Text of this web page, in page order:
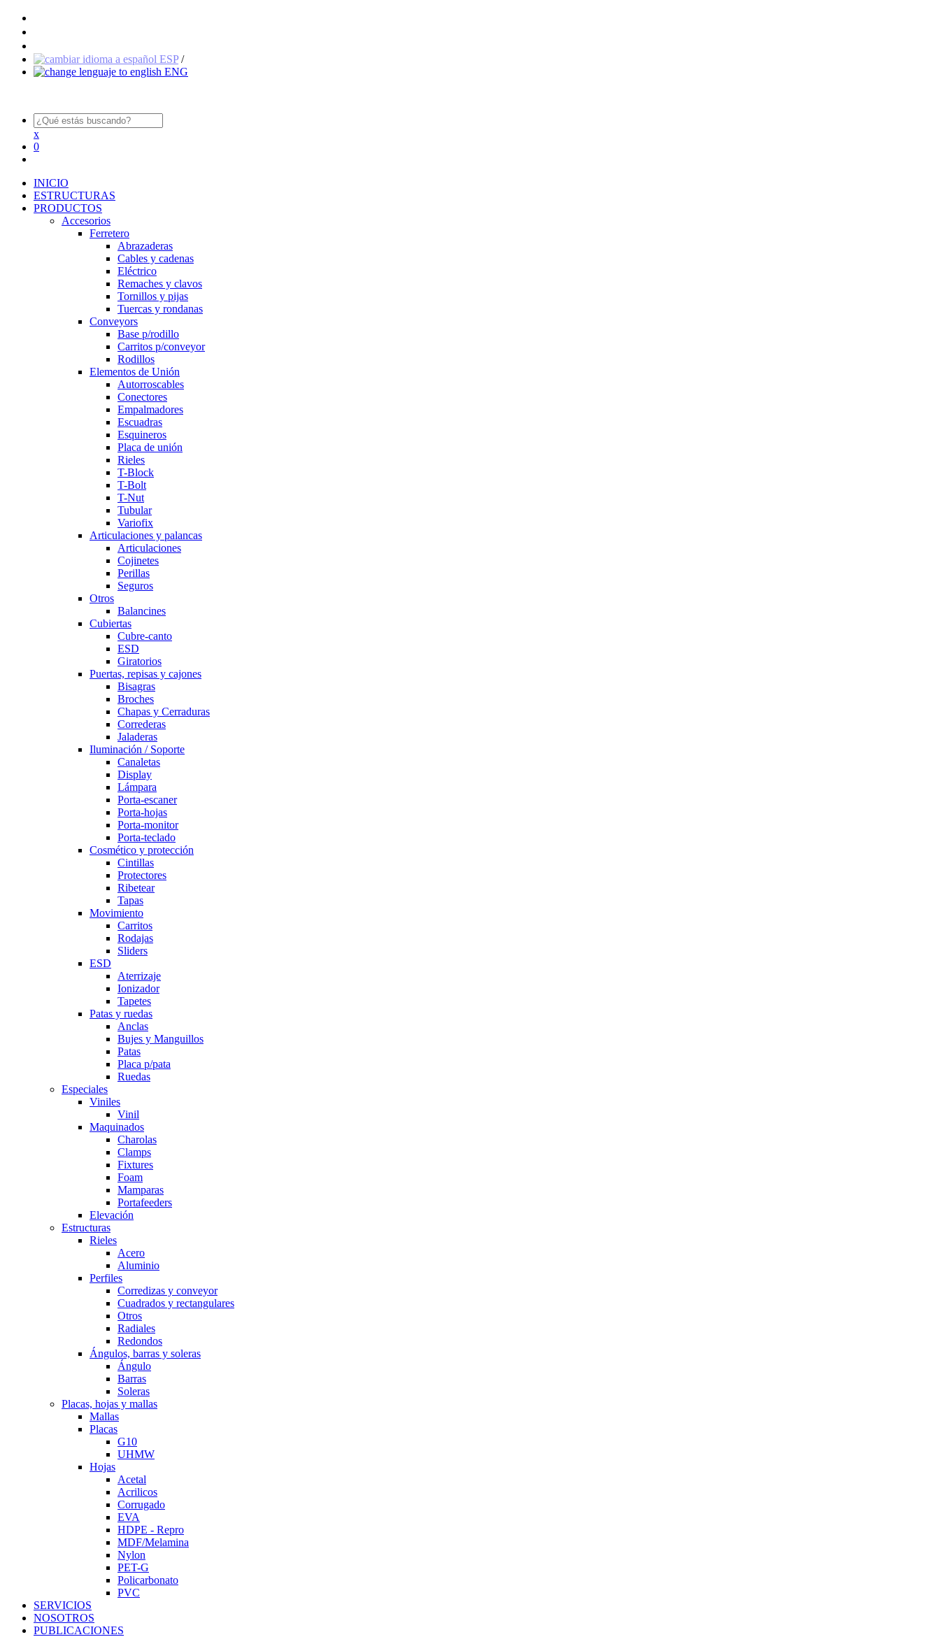
ESP/
ENG
x
0
INICIO
ESTRUCTURAS
PRODUCTOS
Accesorios
Ferretero
Abrazaderas
Cables y cadenas
Eléctrico
Remaches y clavos
Tornillos y pijas
Tuercas y rondanas
Conveyors
Base p/rodillo
Carritos p/conveyor
Rodillos
Elementos de Unión
Autorroscables
Conectores
Empalmadores
Escuadras
Esquineros
Placa de unión
Rieles
T-Block
T-Bolt
T-Nut
Tubular
Variofix
Articulaciones y palancas
Articulaciones
Cojinetes
Perillas
Seguros
Otros
Balancines
Cubiertas
Cubre-canto
ESD
Giratorios
Puertas, repisas y cajones
Bisagras
Broches
Chapas y Cerraduras
Correderas
Jaladeras
Iluminación / Soporte
Canaletas
Display
Lámpara
Porta-escaner
Porta-hojas
Porta-monitor
Porta-teclado
Cosmético y protección
Cintillas
Protectores
Ribetear
Tapas
Movimiento
Carritos
Rodajas
Sliders
ESD
Aterrizaje
Ionizador
Tapetes
Patas y ruedas
Anclas
Bujes y Manguillos
Patas
Placa p/pata
Ruedas
Especiales
Viniles
Vinil
Maquinados
Charolas
Clamps
Fixtures
Foam
Mamparas
Portafeeders
Elevación
Estructuras
Rieles
Acero
Aluminio
Perfiles
Corredizas y conveyor
Cuadrados y rectangulares
Otros
Radiales
Redondos
Ángulos, barras y soleras
Ángulo
Barras
Soleras
Placas, hojas y mallas
Mallas
Placas
G10
UHMW
Hojas
Acetal
Acrilicos
Corrugado
EVA
HDPE - Repro
MDF/Melamina
Nylon
PET-G
Policarbonato
PVC
SERVICIOS
NOSOTROS
PUBLICACIONES